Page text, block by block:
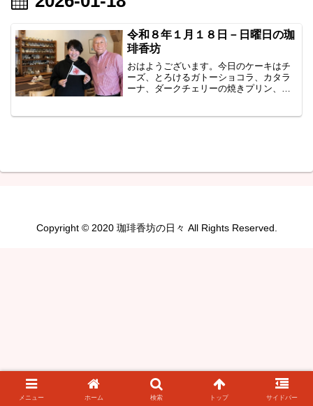
令和８年１月１８日－日曜日の珈
琲香坊
おはようございます。今日のケーキはチ
ーズ、とろけるガトーショコラ、カタラ
ーナ、ダークチェリーの焼きプリン、リ
Copyright © 2020 珈琲香坊の日々 All Rights Reserved.
メニュー ホーム 検索 トップ サイドバー